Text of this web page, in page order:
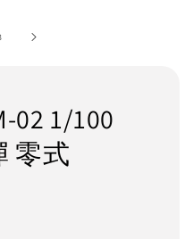
02 1/100
零式